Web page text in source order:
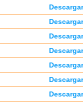
Descargar
Descargar
Descargar
Descargar
Descargar
Descargar
Descargar